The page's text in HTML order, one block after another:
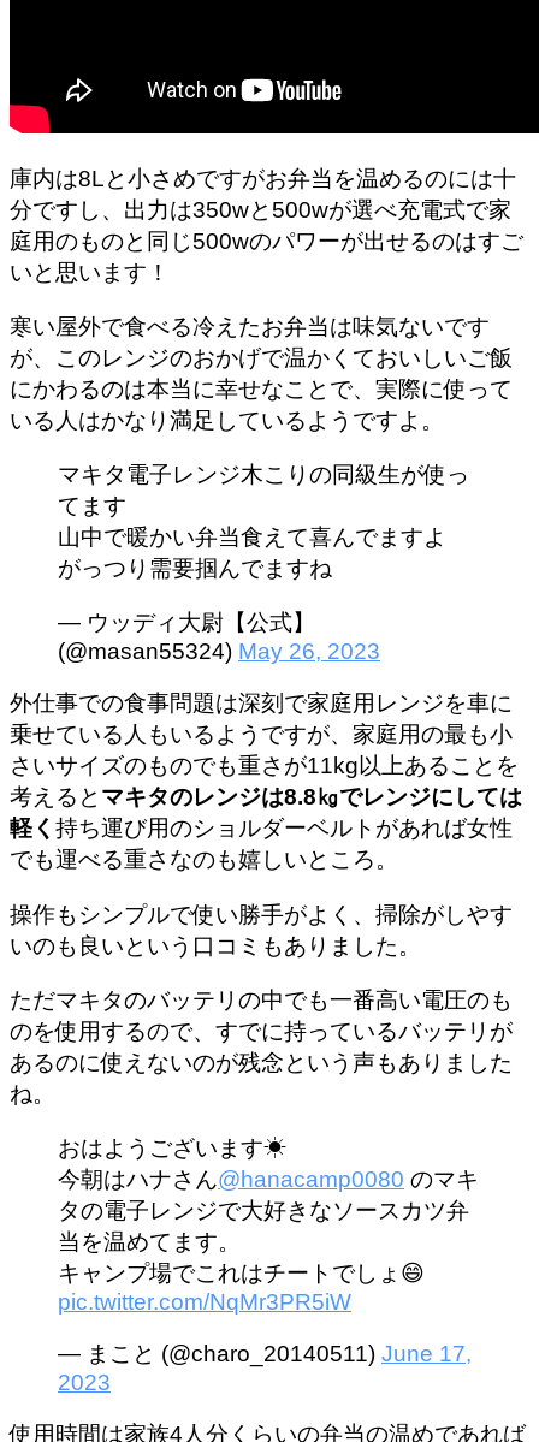
庫内は8Lと小さめですがお弁当を温めるのには十
分ですし、出力は350wと500wが選べ充電式で家
庭用のものと同じ500wのパワーが出せるのはすご
いと思います！
寒い屋外で食べる冷えたお弁当は味気ないです
が、このレンジのおかげで温かくておいしいご飯
にかわるのは本当に幸せなことで、実際に使って
いる人はかなり満足しているようですよ。
マキタ電子レンジ木こりの同級生が使っ
てます
山中で暖かい弁当食えて喜んでますよ
がっつり需要掴んでますね
— ウッディ大尉【公式】
(@masan55324) May 26, 2023
外仕事での食事問題は深刻で家庭用レンジを車に
乗せている人もいるようですが、家庭用の最も小
さいサイズのものでも重さが11kg以上あることを
考えると マキタのレンジは8.8㎏でレンジにしては
軽く 持ち運び用のショルダーベルトがあれば女性
でも運べる重さなのも嬉しいところ。
操作もシンプルで使い勝手がよく、掃除がしやす
いのも良いという口コミもありました。
ただマキタのバッテリの中でも一番高い電圧のも
のを使用するので、すでに持っているバッテリが
あるのに使えないのが残念という声もありました
ね。
おはようございます☀
今朝はハナさん@hanacamp0080 のマキ
タの電子レンジで大好きなソースカツ弁
当を温めてます。
キャンプ場でこれはチートでしょ😄
pic.twitter.com/NqMr3PR5iW
— まこと (@charo_20140511) June 17,
2023
使用時間は家族4人分くらいの弁当の温めであれば